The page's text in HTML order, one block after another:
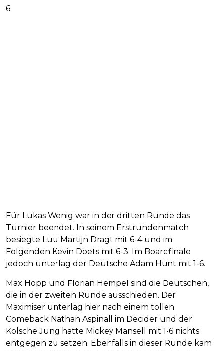
6.
Für Lukas Wenig war in der dritten Runde das
Turnier beendet. In seinem Erstrundenmatch
besiegte Luu Martijn Dragt mit 6-4 und im
Folgenden Kevin Doets mit 6-3. Im Boardfinale
jedoch unterlag der Deutsche Adam Hunt mit 1-6.
Max Hopp und Florian Hempel sind die Deutschen,
die in der zweiten Runde ausschieden. Der
Maximiser unterlag hier nach einem tollen
Comeback Nathan Aspinall im Decider und der
Kölsche Jung hatte Mickey Mansell mit 1-6 nichts
entgegen zu setzen. Ebenfalls in dieser Runde kam